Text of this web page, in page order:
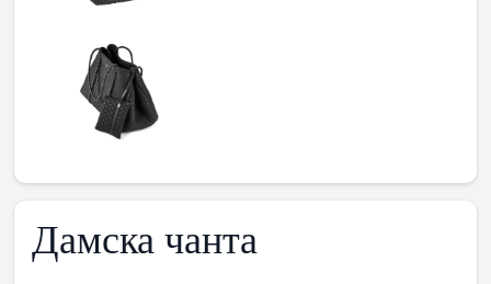
Дамска чанта